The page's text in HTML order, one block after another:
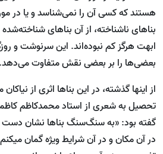
هستند که کسی آن را نمی‌شناسد و یا در
بناهای ناشناخته، از آن بناهای
ابهت هرگز کم نبوده‌اند. این سرنوشت و
بعضی‌ها را بر بعضی نقش متفاوت می‌دهد.
از این­ها گذشته، در این بناها اثری از
تحصیل به شعری از استاد محمدکاظم
گفته بود: «به سنگ‌سنگ بناها نشان
در آن مکان و در آن شرایط ویژه گمان